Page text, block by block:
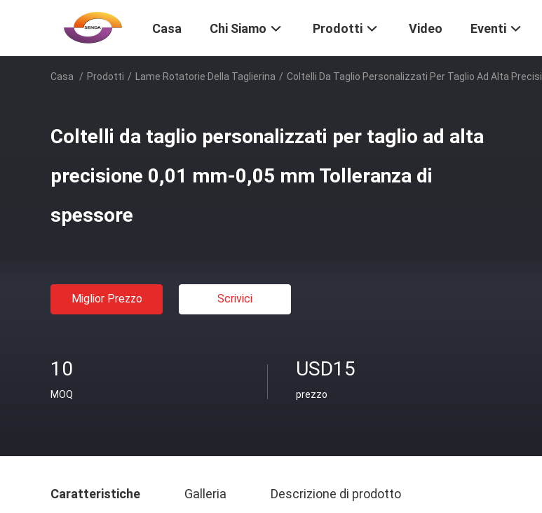
Casa Chi Siamo Prodotti Video Eventi
Casa / Prodotti / Lame Rotatorie Della Taglierina / Coltelli Da Taglio Personalizzati Per Taglio Ad Alta
Coltelli da taglio personalizzati per taglio ad alta
precisione 0,01 mm-0,05 mm Tolleranza di
spessore
Miglior Prezzo Scrivici
10
MOQ
USD15
prezzo
Caratteristiche Galleria Descrizione di prodotto